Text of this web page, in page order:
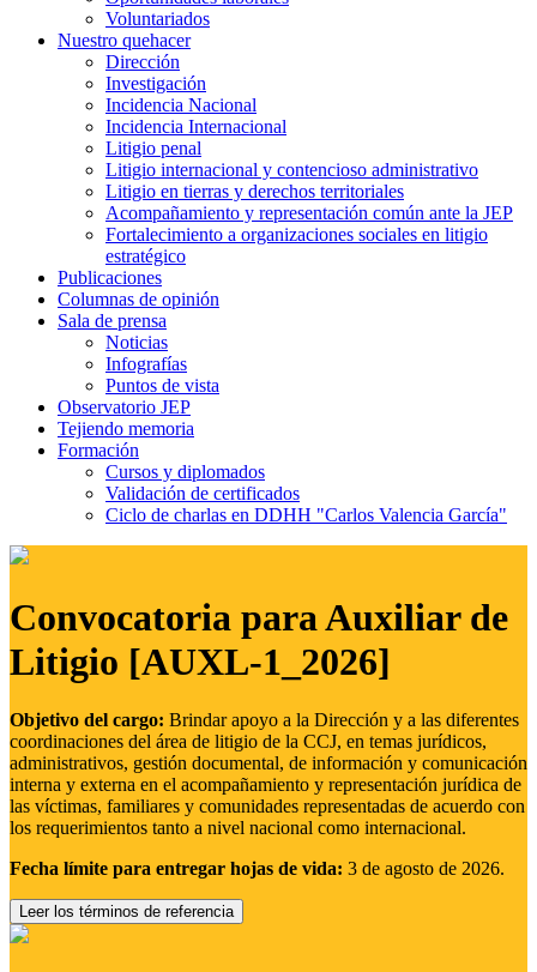
Voluntariados
Nuestro quehacer
Dirección
Investigación
Incidencia Nacional
Incidencia Internacional
Litigio penal
Litigio internacional y contencioso administrativo
Litigio en tierras y derechos territoriales
Acompañamiento y representación común ante la JEP
Fortalecimiento a organizaciones sociales en litigio
estratégico
Publicaciones
Columnas de opinión
Sala de prensa
Noticias
Infografías
Puntos de vista
Observatorio JEP
Tejiendo memoria
Formación
Cursos y diplomados
Validación de certificados
Ciclo de charlas en DDHH "Carlos Valencia García"
Convocatoria para Auxiliar de
Litigio [AUXL-1_2026]
Objetivo del cargo: Brindar apoyo a la Dirección y a las diferentes
coordinaciones del área de litigio de la CCJ, en temas jurídicos,
administrativos, gestión documental, de información y comunicación
interna y externa en el acompañamiento y representación jurídica de
las víctimas, familiares y comunidades representadas de acuerdo con
los requerimientos tanto a nivel nacional como internacional.
Fecha límite para entregar hojas de vida: 3 de agosto de 2026.
Leer los términos de referencia